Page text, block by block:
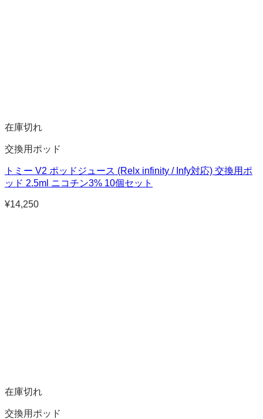
在庫切れ
交換用ポッド
トミー V2 ポッドジュース (Relx infinity / Infy対応) 交換用ポ
ッド 2.5ml ニコチン3% 10個セット
¥14,250
在庫切れ
交換用ポッド